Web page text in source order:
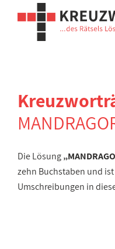
Die Lösung
zehn Buchstaben und
Umschreibungen in